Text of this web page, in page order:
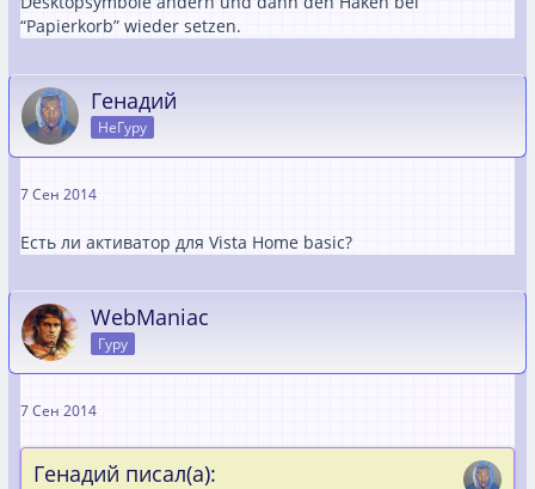
“Papierkorb” wieder setzen.
Генадий
НеГуру
7 Сен 2014
Есть ли активатор для Vista Home basic?
WebManiac
Гуру
7 Сен 2014
Генадий писал(а):